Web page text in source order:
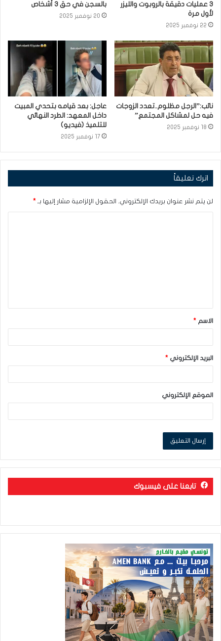
3 عمليات دقيقة بالروبوت والليزر
لأول مرة
22 نوفمبر 2025
بالسجن في حق 3 أشخاص
20 نوفمبر 2025
نائب:”الرجل مظلوم..تعدد الزوجات
فيه حل لمشاكل المجتمع”
18 نوفمبر 2025
عاجل: بعد قيامه بتحدي المبيت
داخل المعهد: الطرد النهائي
للتلميذ (فيديو)
17 نوفمبر 2025
اترك تعليقاً
لن يتم نشر عنوان بريدك الإلكتروني. الحقول الإلزامية مشار إليها بـ *
ق
*الاسم *
البريد الإلكتروني *
الموقع الإلكتروني
تابعنا على فيسبوك